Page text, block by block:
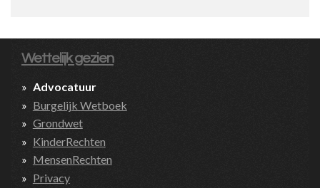
Wettelijk gezien
Advocatuur
Burgelijk Wetboek
Grondwet
KinderRechten
MensenRechten
Privacy